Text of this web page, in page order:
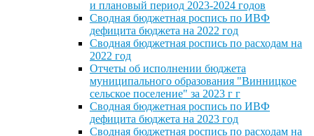
и плановый период 2023-2024 годов
Сводная бюджетная роспись по ИВФ
дефицита бюджета на 2022 год
Сводная бюджетная роспись по расходам на
2022 год
Отчеты об исполнении бюджета
муниципального образования "Винницкое
сельское поселение" за 2023 г г
Сводная бюджетная роспись по ИВФ
дефицита бюджета на 2023 год
Сводная бюджетная роспись по расходам на